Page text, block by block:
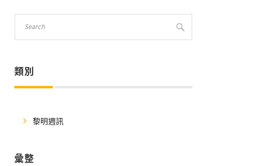
類別
黎明週訊
彙整